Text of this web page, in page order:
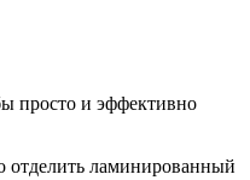
просто и эффективно
отделить ламинированный